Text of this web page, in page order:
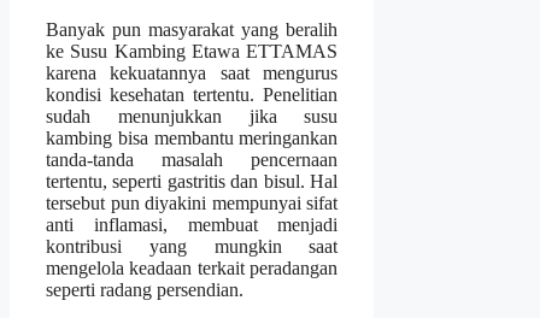
Banyak pun masyarakat yang beralih
ke Susu Kambing Etawa ETTAMAS
karena kekuatannya saat mengurus
kondisi kesehatan tertentu. Penelitian
sudah menunjukkan jika susu
kambing bisa membantu meringankan
tanda-tanda masalah pencernaan
tertentu, seperti gastritis dan bisul. Hal
tersebut pun diyakini mempunyai sifat
anti inflamasi, membuat menjadi
kontribusi yang mungkin saat
mengelola keadaan terkait peradangan
seperti radang persendian.